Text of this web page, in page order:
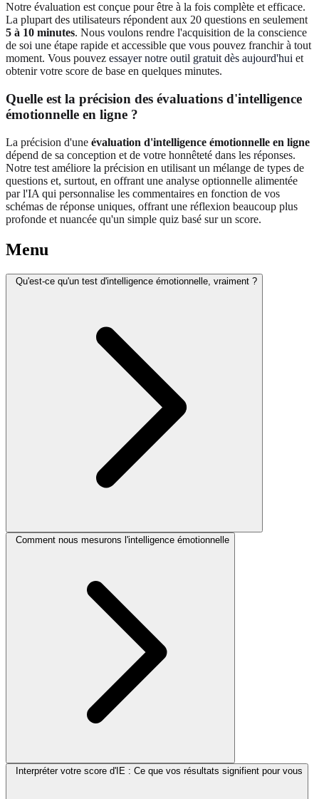
Notre évaluation est conçue pour être à la fois complète et efficace.
La plupart des utilisateurs répondent aux 20 questions en seulement
5 à 10 minutes. Nous voulons rendre l'acquisition de la conscience
de soi une étape rapide et accessible que vous pouvez franchir à tout
moment. Vous pouvez essayer notre outil gratuit dès aujourd'hui et
obtenir votre score de base en quelques minutes.
Quelle est la précision des évaluations d'intelligence
émotionnelle en ligne ?
La précision d'une évaluation d'intelligence émotionnelle en ligne
dépend de sa conception et de votre honnêteté dans les réponses.
Notre test améliore la précision en utilisant un mélange de types de
questions et, surtout, en offrant une analyse optionnelle alimentée
par l'IA qui personnalise les commentaires en fonction de vos
schémas de réponse uniques, offrant une réflexion beaucoup plus
profonde et nuancée qu'un simple quiz basé sur un score.
Menu
Qu'est-ce qu'un test d'intelligence émotionnelle, vraiment ?
Comment nous mesurons l'intelligence émotionnelle
Interpréter votre score d'IE : Ce que vos résultats signifient pour vous